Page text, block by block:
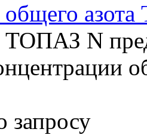
общего
ТОПАЗ N
запросу